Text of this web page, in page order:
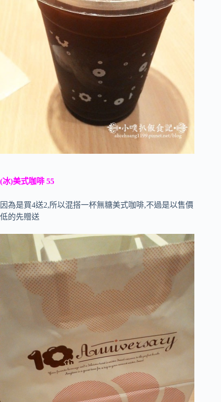
(冰)美式咖啡 55
因為是買4送2,所以混搭一杯無糖美式咖啡,不過是以售價
低的先贈送